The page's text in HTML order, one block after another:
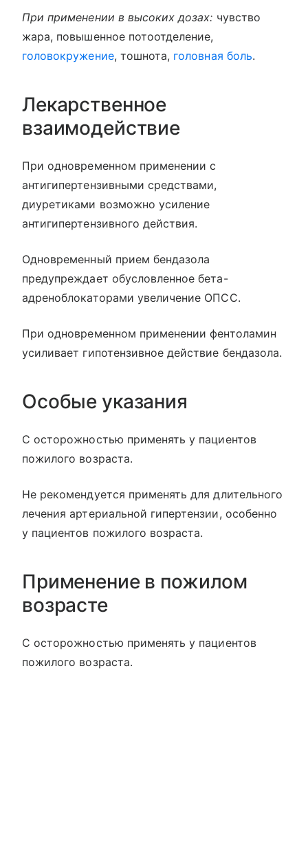
При применении в высоких дозах: чувство
жара, повышенное потоотделение,
головокружение, тошнота, головная боль.
Лекарственное
взаимодействие
При одновременном применении с
антигипертензивными средствами,
диуретиками возможно усиление
антигипертензивного действия.
Одновременный прием бендазола
предупреждает обусловленное бета-
адреноблокаторами увеличение ОПСС.
При одновременном применении фентоламин
усиливает гипотензивное действие бендазола.
Особые указания
С осторожностью применять у пациентов
пожилого возраста.
Не рекомендуется применять для длительного
лечения артериальной гипертензии, особенно
у пациентов пожилого возраста.
Применение в пожилом
возрасте
С осторожностью применять у пациентов
пожилого возраста.